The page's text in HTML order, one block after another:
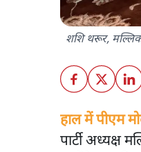
शशि थरूर,
हाल में पीएम
पार्टी अध्यक्ष